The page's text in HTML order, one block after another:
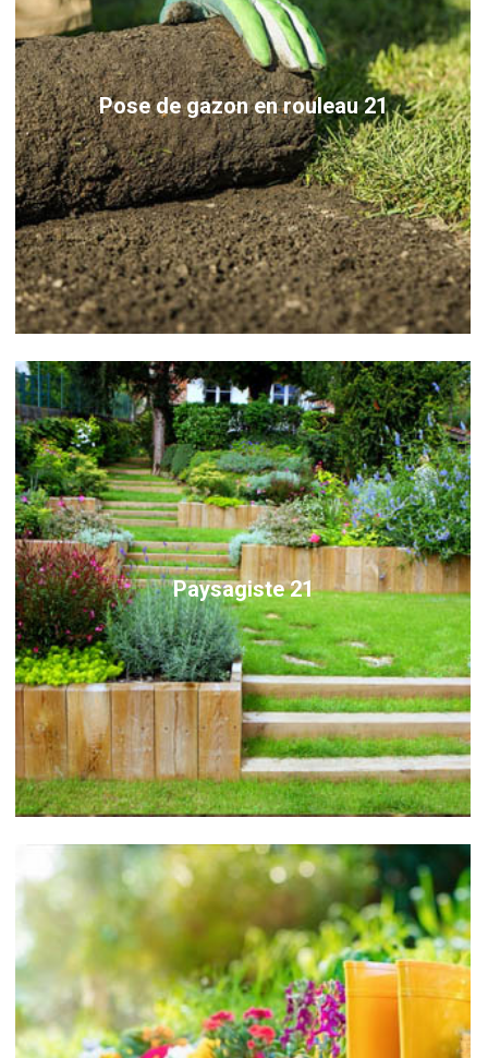
Pose de gazon en rouleau 21
Paysagiste 21